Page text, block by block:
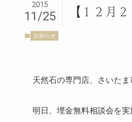
【１２月
2015
11/25
お知らせ
天然石の専門店、さいたま
明日、埋金無料相談会を実